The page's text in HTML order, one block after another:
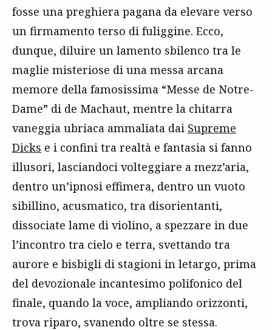
fosse una preghiera pagana da elevare verso
un firmamento terso di fuliggine. Ecco,
dunque, diluire un lamento sbilenco tra le
maglie misteriose di una messa arcana
memore della famosissima “Messe de Notre-
Dame” di de Machaut, mentre la chitarra
vaneggia ubriaca ammaliata dai Supreme
Dicks e i confini tra realtà e fantasia si fanno
illusori, lasciandoci volteggiare a mezz’aria,
dentro un’ipnosi effimera, dentro un vuoto
sibillino, acusmatico, tra disorientanti,
dissociate lame di violino, a spezzare in due
l’incontro tra cielo e terra, svettando tra
aurore e bisbigli di stagioni in letargo, prima
del devozionale incantesimo polifonico del
finale, quando la voce, ampliando orizzonti,
trova riparo, svanendo oltre se stessa.